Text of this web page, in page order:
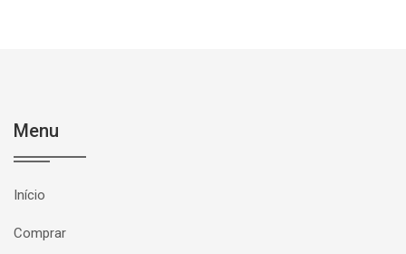
Menu
Início
Comprar